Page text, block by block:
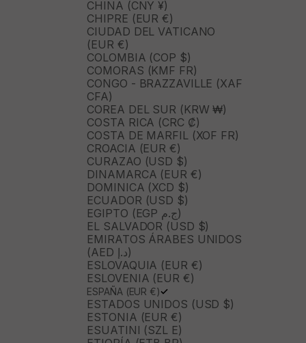
CHINA (CNY ¥)
CHIPRE (EUR €)
CIUDAD DEL VATICANO
(EUR €)
COLOMBIA (COP $)
COMORAS (KMF FR)
CONGO - BRAZZAVILLE (XAF
CFA)
COREA DEL SUR (KRW ₩)
COSTA RICA (CRC ₡)
COSTA DE MARFIL (XOF FR)
CROACIA (EUR €)
CURAZAO (USD $)
DINAMARCA (EUR €)
DOMINICA (XCD $)
ECUADOR (USD $)
EGIPTO (EGP ج.م)
EL SALVADOR (USD $)
EMIRATOS ÁRABES UNIDOS
(AED د.إ)
ESLOVAQUIA (EUR €)
ESLOVENIA (EUR €)
ESPAÑA (EUR €)
ESTADOS UNIDOS (USD $)
ESTONIA (EUR €)
ESUATINI (SZL E)